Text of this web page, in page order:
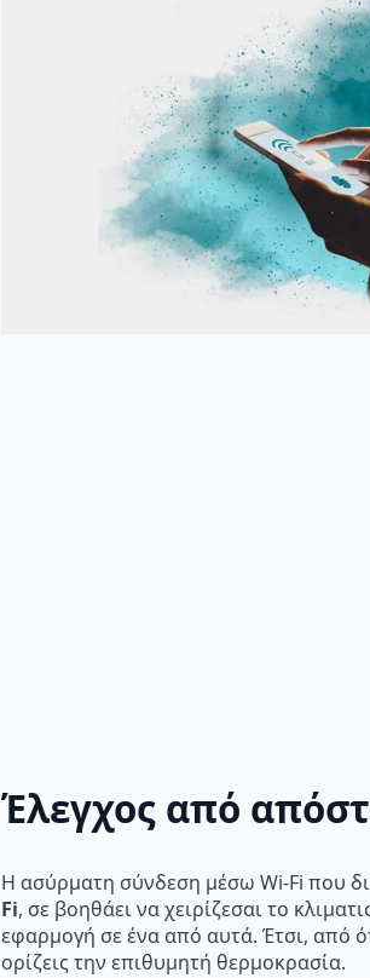
Έλεγχος από
Η ασύρματη σύνδεση μέσω Wi-Fi που
Fi, σε βοηθάει να χειρίζεσαι το
εφαρμογή σε ένα από αυτά. Έτσι, από
ορίζεις την επιθυμητή θερμοκρασία.